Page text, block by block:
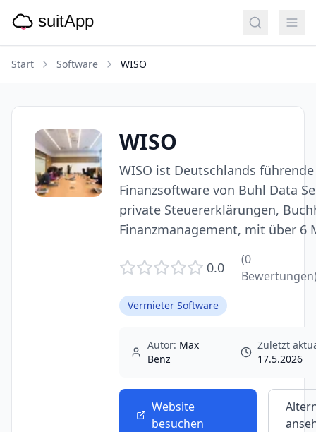
Start Software WISO
WISO
WISO ist Deutschlands
Finanzsoftware von Buhl Data
private Steuererklärungen,
Finanzmanagement, mit über 6
0.0 (0
Vermieter Software
Autor: Max
Benz
Zuletzt
17.5.2026
Website
besuchen